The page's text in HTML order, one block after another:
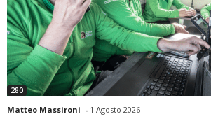
280
Matteo Massironi - 1 Agosto 2026